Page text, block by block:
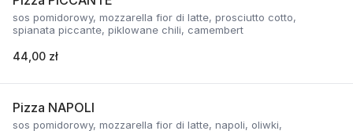
sos pomidorowy, mozzarella fior di latte, prosciutto cotto,
spianata piccante, piklowane chili, camembert
44,00 zł
Pizza NAPOLI
sos pomidorowy, mozzarella fior di latte, napoli, oliwki,